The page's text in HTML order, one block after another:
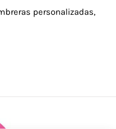
personalizadas,